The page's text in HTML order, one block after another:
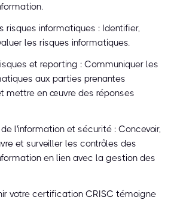
risques informatiques : Identifier,
les risques informatiques.
et reporting : Communiquer les
aux parties prenantes
mettre en œuvre des réponses
l'information et sécurité : Concevoir,
et surveiller les contrôles des
en lien avec la gestion des
votre certification CRISC témoigne